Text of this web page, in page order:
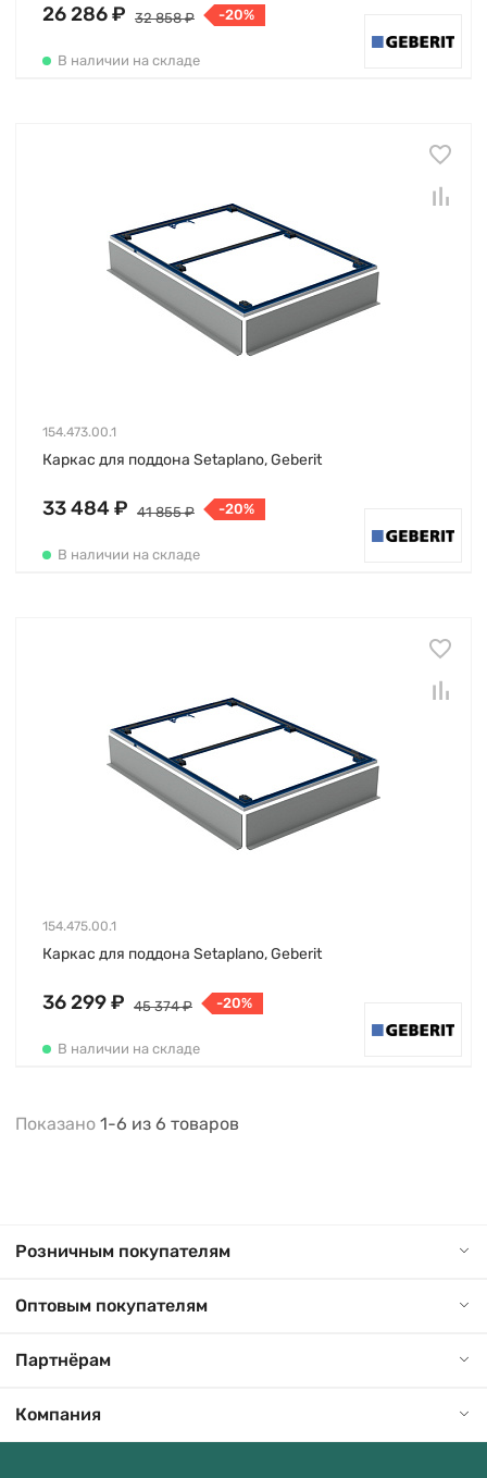
26 286 ₽ 32 858 ₽ -20%
В наличии на складе
154.473.00.1
Каркас для поддона Setaplano, Geberit
33 484 ₽ 41 855 ₽ -20%
В наличии на складе
154.475.00.1
Каркас для поддона Setaplano, Geberit
36 299 ₽ 45 374 ₽ -20%
В наличии на складе
Показано 1-6 из 6 товаров
Розничным покупателям
Оптовым покупателям
Партнёрам
Компания